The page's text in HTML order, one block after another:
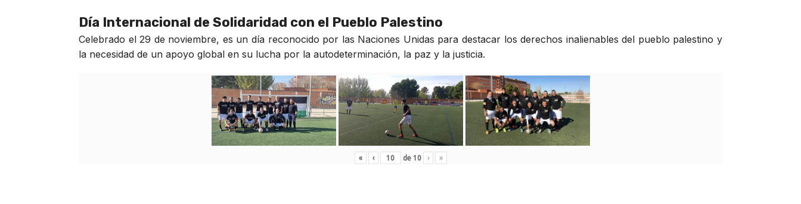
Día Internacional de Solidaridad con el Pueblo Palestino
Celebrado el 29 de noviembre, es un día reconocido por las Naciones Unidas para destacar los derechos inalienables del pueblo palestino y
la necesidad de un apoyo global en su lucha por la autodeterminación, la paz y la justicia.
« ‹ de 10 › »